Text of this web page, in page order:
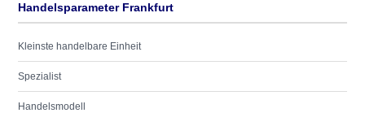
Handelsparameter Frankfurt
Kleinste handelbare Einheit
Spezialist
Handelsmodell